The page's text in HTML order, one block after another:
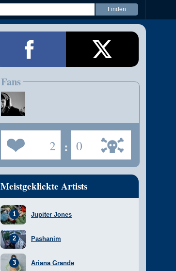
Fans
2 : 0
Meistgeklickte Artists
Jupiter Jones
Pashanim
Ariana Grande